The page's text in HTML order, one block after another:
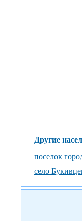
Другие
поселок
село